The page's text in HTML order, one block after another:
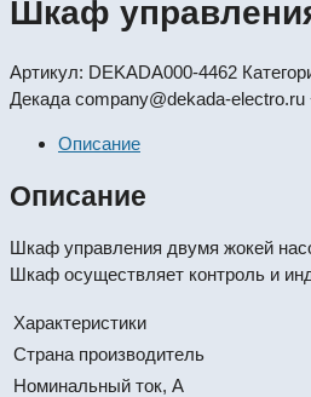
Шкаф
Артикул: DEKADA000-4462
Декада company@dekada-electro.ru
Описание
Описание
Шкаф управления двумя жокей
Шкаф осуществляет контроль и
Характеристики
Страна производитель
Номинальный ток, А